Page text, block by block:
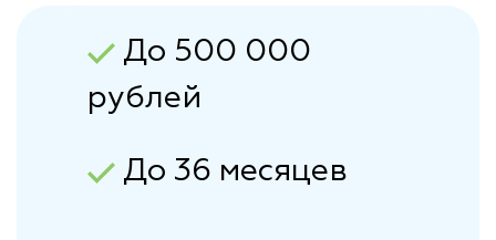
До 500 000
рублей
До 36 месяцев